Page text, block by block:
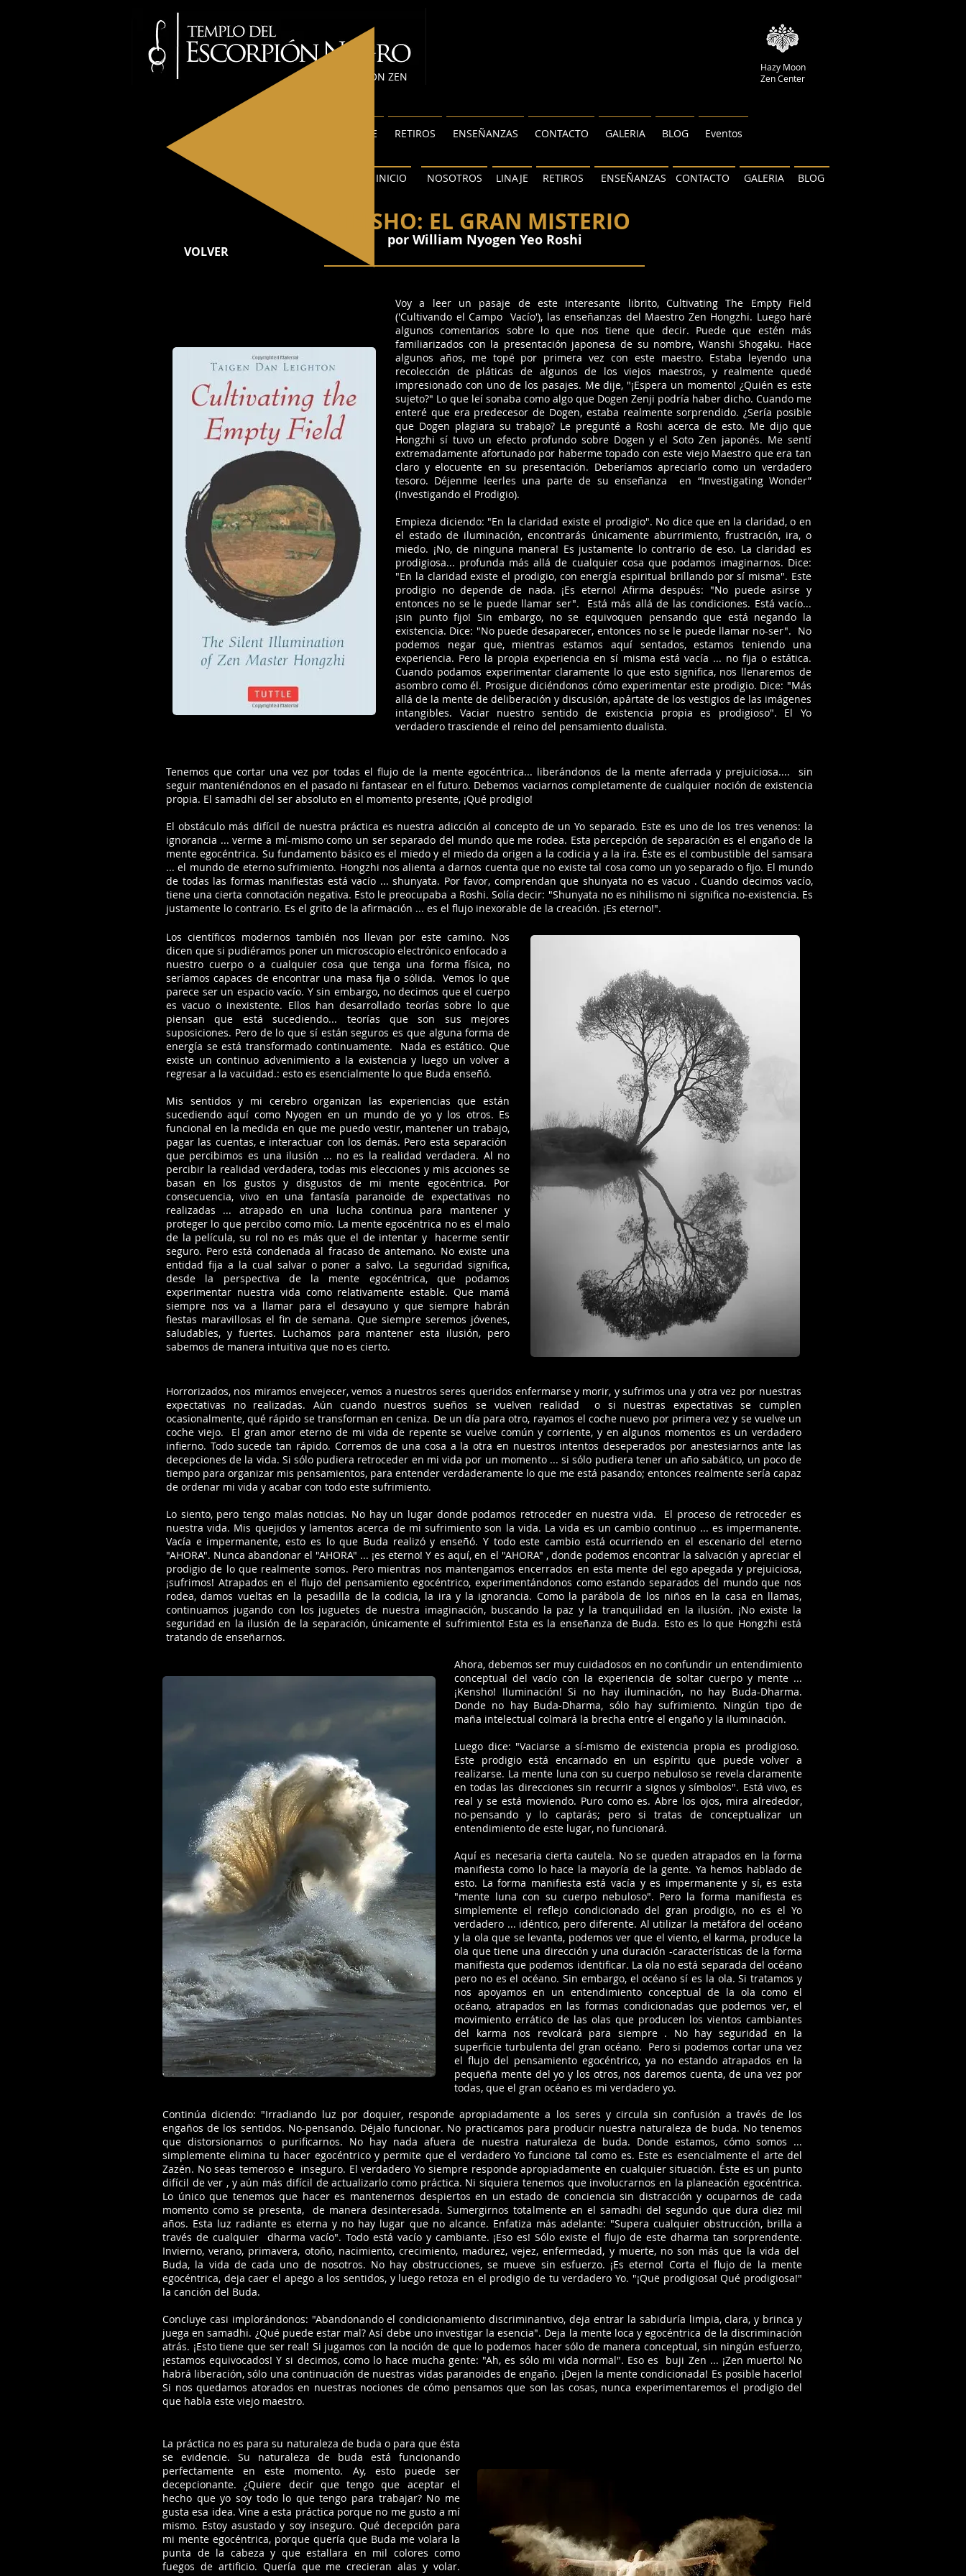
MEDITACIÓN ZEN
Hazy Moon
Zen Center
LINAJE RETIROS ENSEÑANZAS CONTACTO GALERIA BLOG Eventos
INICIO NOSOTROS LINAJE RETIROS CONTACTO
ENSEÑANZAS GALERIA BLOG
VOLVER
TEISHO: EL GRAN MISTERIO
por William Nyogen Yeo Roshi
Voy a leer un pasaje de este interesante librito, Cultivating The Empty Field
('Cultivando el Campo Vacío'), las enseñanzas del Maestro Zen Hongzhi. Luego haré
algunos comentarios sobre lo que nos tiene que decir. Puede que estén más
familiarizados con la presentación japonesa de su nombre, Wanshi Shogaku. Hace
algunos años, me topé por primera vez con este maestro. Estaba leyendo una
recolección de pláticas de algunos de los viejos maestros, y realmente quedé
impresionado con uno de los pasajes. Me dije, "¡Espera un momento! ¿Quién es este
sujeto?" Lo que leí sonaba como algo que Dogen Zenji podría haber dicho. Cuando me
enteré que era predecesor de Dogen, estaba realmente sorprendido. ¿Sería posible
que Dogen plagiara su trabajo? Le pregunté a Roshi acerca de esto. Me dijo que
Hongzhi sí tuvo un efecto profundo sobre Dogen y el Soto Zen japonés. Me sentí
extremadamente afortunado por haberme topado con este viejo Maestro que era tan
claro y elocuente en su presentación. Deberíamos apreciarlo como un verdadero
tesoro. Déjenme leerles una parte de su enseñanza en “Investigating Wonder”
(Investigando el Prodigio).
Empieza diciendo: "En la claridad existe el prodigio". No dice que en la claridad, o en
el estado de iluminación, encontrarás únicamente aburrimiento, frustración, ira, o
miedo. ¡No, de ninguna manera! Es justamente lo contrario de eso. La claridad es
prodigiosa... profunda más allá de cualquier cosa que podamos imaginarnos. Dice:
"En la claridad existe el prodigio, con energía espiritual brillando por sí misma". Este
prodigio no depende de nada. ¡Es eterno! Afirma después: "No puede asirse y
entonces no se le puede llamar ser". Está más allá de las condiciones. Está vacío...
¡sin punto fijo! Sin embargo, no se equivoquen pensando que está negando la
existencia. Dice: "No puede desaparecer, entonces no se le puede llamar no-ser". No
podemos negar que, mientras estamos aquí sentados, estamos teniendo una
experiencia. Pero la propia experiencia en sí misma está vacía ... no fija o estática.
Cuando podamos experimentar claramente lo que esto significa, nos llenaremos de
asombro como él. Prosigue diciéndonos cómo experimentar este prodigio. Dice: "Más
allá de la mente de deliberación y discusión, apártate de los vestigios de las imágenes
intangibles. Vaciar nuestro sentido de existencia propia es prodigioso". El Yo
verdadero trasciende el reino del pensamiento dualista.
Tenemos que cortar una vez por todas el flujo de la mente egocéntrica... liberándonos de la mente aferrada y prejuiciosa.... sin
seguir manteniéndonos en el pasado ni fantasear en el futuro. Debemos vaciarnos completamente de cualquier noción de existencia
propia. El samadhi del ser absoluto en el momento presente, ¡Qué prodigio!
El obstáculo más difícil de nuestra práctica es nuestra adicción al concepto de un Yo separado. Este es uno de los tres venenos: la
ignorancia ... verme a mí-mismo como un ser separado del mundo que me rodea. Esta percepción de separación es el engaño de la
mente egocéntrica. Su fundamento básico es el miedo y el miedo da origen a la codicia y a la ira. Éste es el combustible del samsara
... el mundo de eterno sufrimiento. Hongzhi nos alienta a darnos cuenta que no existe tal cosa como un yo separado o fijo. El mundo
de todas las formas manifiestas está vacío ... shunyata. Por favor, comprendan que shunyata no es vacuo . Cuando decimos vacío,
tiene una cierta connotación negativa. Esto le preocupaba a Roshi. Solía decir: "Shunyata no es nihilismo ni significa no-existencia. Es
justamente lo contrario. Es el grito de la afirmación ... es el flujo inexorable de la creación. ¡Es eterno!".
Los científicos modernos también nos llevan por este camino. Nos
dicen que si pudiéramos poner un microscopio electrónico enfocado a
nuestro cuerpo o a cualquier cosa que tenga una forma física, no
seríamos capaces de encontrar una masa fija o sólida. Vemos lo que
parece ser un espacio vacío. Y sin embargo, no decimos que el cuerpo
es vacuo o inexistente. Ellos han desarrollado teorías sobre lo que
piensan que está sucediendo... teorías que son sus mejores
suposiciones. Pero de lo que sí están seguros es que alguna forma de
energía se está transformado continuamente. Nada es estático. Que
existe un continuo advenimiento a la existencia y luego un volver a
regresar a la vacuidad.: esto es esencialmente lo que Buda enseñó.
Mis sentidos y mi cerebro organizan las experiencias que están
sucediendo aquí como Nyogen en un mundo de yo y los otros. Es
funcional en la medida en que me puedo vestir, mantener un trabajo,
pagar las cuentas, e interactuar con los demás. Pero esta separación
que percibimos es una ilusión ... no es la realidad verdadera. Al no
percibir la realidad verdadera, todas mis elecciones y mis acciones se
basan en los gustos y disgustos de mi mente egocéntrica. Por
consecuencia, vivo en una fantasía paranoide de expectativas no
realizadas ... atrapado en una lucha continua para mantener y
proteger lo que percibo como mío. La mente egocéntrica no es el malo
de la película, su rol no es más que el de intentar y hacerme sentir
seguro. Pero está condenada al fracaso de antemano. No existe una
entidad fija a la cual salvar o poner a salvo. La seguridad significa,
desde la perspectiva de la mente egocéntrica, que podamos
experimentar nuestra vida como relativamente estable. Que mamá
siempre nos va a llamar para el desayuno y que siempre habrán
fiestas maravillosas el fin de semana. Que siempre seremos jóvenes,
saludables, y fuertes. Luchamos para mantener esta ilusión, pero
sabemos de manera intuitiva que no es cierto.
Horrorizados, nos miramos envejecer, vemos a nuestros seres queridos enfermarse y morir, y sufrimos una y otra vez por nuestras
expectativas no realizadas. Aún cuando nuestros sueños se vuelven realidad o si nuestras expectativas se cumplen
ocasionalmente, qué rápido se transforman en ceniza. De un día para otro, rayamos el coche nuevo por primera vez y se vuelve un
coche viejo. El gran amor eterno de mi vida de repente se vuelve común y corriente, y en algunos momentos es un verdadero
infierno. Todo sucede tan rápido. Corremos de una cosa a la otra en nuestros intentos deseperados por anestesiarnos ante las
decepciones de la vida. Si sólo pudiera retroceder en mi vida por un momento ... si sólo pudiera tener un año sabático, un poco de
tiempo para organizar mis pensamientos, para entender verdaderamente lo que me está pasando; entonces realmente sería capaz
de ordenar mi vida y acabar con todo este sufrimiento.
Lo siento, pero tengo malas noticias. No hay un lugar donde podamos retroceder en nuestra vida. El proceso de retroceder es
nuestra vida. Mis quejidos y lamentos acerca de mi sufrimiento son la vida. La vida es un cambio continuo ... es impermanente.
Vacía e impermanente, esto es lo que Buda realizó y enseñó. Y todo este cambio está ocurriendo en el escenario del eterno
"AHORA". Nunca abandonar el "AHORA" ... ¡es eterno! Y es aquí, en el "AHORA" , donde podemos encontrar la salvación y apreciar el
prodigio de lo que realmente somos. Pero mientras nos mantengamos encerrados en esta mente del ego apegada y prejuiciosa,
¡sufrimos! Atrapados en el flujo del pensamiento egocéntrico, experimentándonos como estando separados del mundo que nos
rodea, damos vueltas en la pesadilla de la codicia, la ira y la ignorancia. Como la parábola de los niños en la casa en llamas,
continuamos jugando con los juguetes de nuestra imaginación, buscando la paz y la tranquilidad en la ilusión. ¡No existe la
seguridad en la ilusión de la separación, únicamente el sufrimiento! Esta es la enseñanza de Buda. Esto es lo que Hongzhi está
tratando de enseñarnos.
Ahora, debemos ser muy cuidadosos en no confundir un entendimiento
conceptual del vacío con la experiencia de soltar cuerpo y mente ...
¡Kensho! Iluminación! Si no hay iluminación, no hay Buda-Dharma.
Donde no hay Buda-Dharma, sólo hay sufrimiento. Ningún tipo de
maña intelectual colmará la brecha entre el engaño y la iluminación.
Luego dice: "Vaciarse a sí-mismo de existencia propia es prodigioso.
Este prodigio está encarnado en un espíritu que puede volver a
realizarse. La mente luna con su cuerpo nebuloso se revela claramente
en todas las direcciones sin recurrir a signos y símbolos". Está vivo, es
real y se está moviendo. Puro como es. Abre los ojos, mira alrededor,
no-pensando y lo captarás; pero si tratas de conceptualizar un
entendimiento de este lugar, no funcionará.
Aquí es necesaria cierta cautela. No se queden atrapados en la forma
manifiesta como lo hace la mayoría de la gente. Ya hemos hablado de
esto. La forma manifiesta está vacía y es impermanente y sí, es esta
"mente luna con su cuerpo nebuloso". Pero la forma manifiesta es
simplemente el reflejo condicionado del gran prodigio, no es el Yo
verdadero ... idéntico, pero diferente. Al utilizar la metáfora del océano
y la ola que se levanta, podemos ver que el viento, el karma, produce la
ola que tiene una dirección y una duración -características de la forma
manifiesta que podemos identificar. La ola no está separada del océano
pero no es el océano. Sin embargo, el océano sí es la ola. Si tratamos y
nos apoyamos en un entendimiento conceptual de la ola como el
océano, atrapados en las formas condicionadas que podemos ver, el
movimiento errático de las olas que producen los vientos cambiantes
del karma nos revolcará para siempre . No hay seguridad en la
superficie turbulenta del gran océano. Pero si podemos cortar una vez
el flujo del pensamiento egocéntrico, ya no estando atrapados en la
pequeña mente del yo y los otros, nos daremos cuenta, de una vez por
todas, que el gran océano es mi verdadero yo.
Continúa diciendo: "Irradiando luz por doquier, responde apropiadamente a los seres y circula sin confusión a través de los
engaños de los sentidos. No-pensando. Déjalo funcionar. No practicamos para producir nuestra naturaleza de buda. No tenemos
que distorsionarnos o purificarnos. No hay nada afuera de nuestra naturaleza de buda. Donde estamos, cómo somos ...
simplemente elimina tu hacer egocéntrico y permite que el verdadero Yo funcione tal como es. Este es esencialmente el arte del
Zazén. No seas temeroso e inseguro. El verdadero Yo siempre responde apropiadamente en cualquier situación. Éste es un punto
difícil de ver , y aún más difícil de actualizarlo como práctica. Ni siquiera tenemos que involucrarnos en la planeación egocéntrica.
Lo único que tenemos que hacer es mantenernos despiertos en un estado de conciencia sin distracción y ocuparnos de cada
momento como se presenta, de manera desinteresada. Sumergirnos totalmente en el samadhi del segundo que dura diez mil
años. Esta luz radiante es eterna y no hay lugar que no alcance. Enfatiza más adelante: "Supera cualquier obstrucción, brilla a
través de cualquier dharma vacío". Todo está vacío y cambiante. ¡Eso es! Sólo existe el flujo de este dharma tan sorprendente.
Invierno, verano, primavera, otoño, nacimiento, crecimiento, madurez, vejez, enfermedad, y muerte, no son más que la vida del
Buda, la vida de cada uno de nosotros. No hay obstrucciones, se mueve sin esfuerzo. ¡Es eterno! Corta el flujo de la mente
egocéntrica, deja caer el apego a los sentidos, y luego retoza en el prodigio de tu verdadero Yo. "¡Quë prodigiosa! Qué prodigiosa!"
la canción del Buda.
Concluye casi implorándonos: "Abandonando el condicionamiento discriminantivo, deja entrar la sabiduría limpia, clara, y brinca y
juega en samadhi. ¿Qué puede estar mal? Así debe uno investigar la esencia". Deja la mente loca y egocéntrica de la discriminación
atrás. ¡Esto tiene que ser real! Si jugamos con la noción de que lo podemos hacer sólo de manera conceptual, sin ningún esfuerzo,
¡estamos equivocados! Y si decimos, como lo hace mucha gente: "Ah, es sólo mi vida normal". Eso es buji Zen ... ¡Zen muerto! No
habrá liberación, sólo una continuación de nuestras vidas paranoides de engaño. ¡Dejen la mente condicionada! Es posible hacerlo!
Si nos quedamos atorados en nuestras nociones de cómo pensamos que son las cosas, nunca experimentaremos el prodigio del
que habla este viejo maestro.
La práctica no es para su naturaleza de buda o para que ésta
se evidencie. Su naturaleza de buda está funcionando
perfectamente en este momento. Ay, esto puede ser
decepcionante. ¿Quiere decir que tengo que aceptar el
hecho que yo soy todo lo que tengo para trabajar? No me
gusta esa idea. Vine a esta práctica porque no me gusto a mí
mismo. Estoy asustado y soy inseguro. Qué decepción para
mi mente egocéntrica, porque quería que Buda me volara la
punta de la cabeza y que estallara en mil colores como
fuegos de artificio. Quería que me crecieran alas y volar.